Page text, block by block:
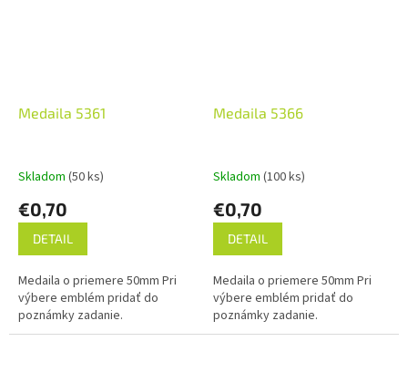
Medaila 5361
Skladom (50 ks)
€0,70
DETAIL
Medaila o priemere 50mm Pri
výbere emblém pridať do
poznámky zadanie.
Medaila 5366
Skladom (100 ks)
€0,70
DETAIL
Medaila o priemere 50mm Pri
výbere emblém pridať do
poznámky zadanie.